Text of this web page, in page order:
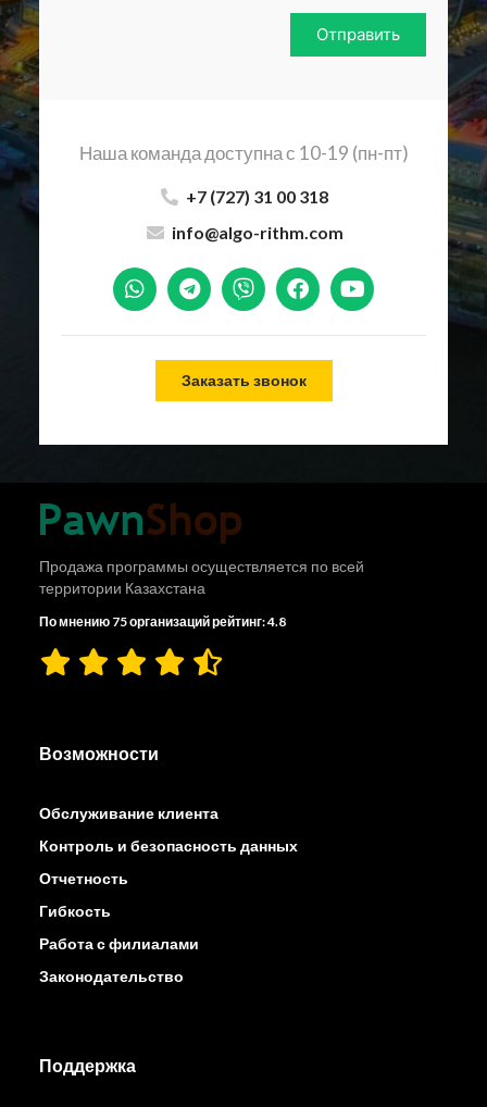
Отправить
Наша команда доступна с 10-19 (пн-пт)
+7 (727) 31 00 318
info@algo-rithm.com
Заказать звонок
Продажа программы осуществляется по всей
территории Казахстана
По мнению 75 организаций рейтинг: 4.8
Возможности
Обслуживание клиента
Контроль и безопасность данных
Отчетность
Гибкость
Работа с филиалами
Законодательство
Поддержка